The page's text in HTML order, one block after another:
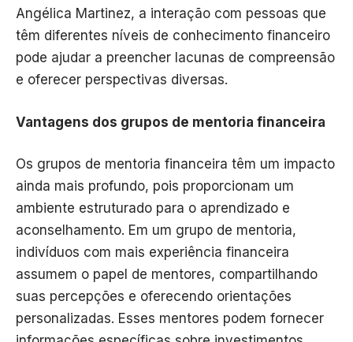
Angélica Martinez, a interação com pessoas que
têm diferentes níveis de conhecimento financeiro
pode ajudar a preencher lacunas de compreensão
e oferecer perspectivas diversas.
Vantagens dos grupos de mentoria financeira
Os grupos de mentoria financeira têm um impacto
ainda mais profundo, pois proporcionam um
ambiente estruturado para o aprendizado e
aconselhamento. Em um grupo de mentoria,
indivíduos com mais experiência financeira
assumem o papel de mentores, compartilhando
suas percepções e oferecendo orientações
personalizadas. Esses mentores podem fornecer